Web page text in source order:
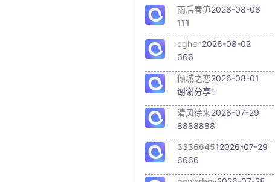
雨后春笋2026-08-06
111
cghen2026-08-02
666
倾城之恋2026-08-01
谢谢分享！
清风徐来2026-07-29
8888888
333664512026-07-29
6666